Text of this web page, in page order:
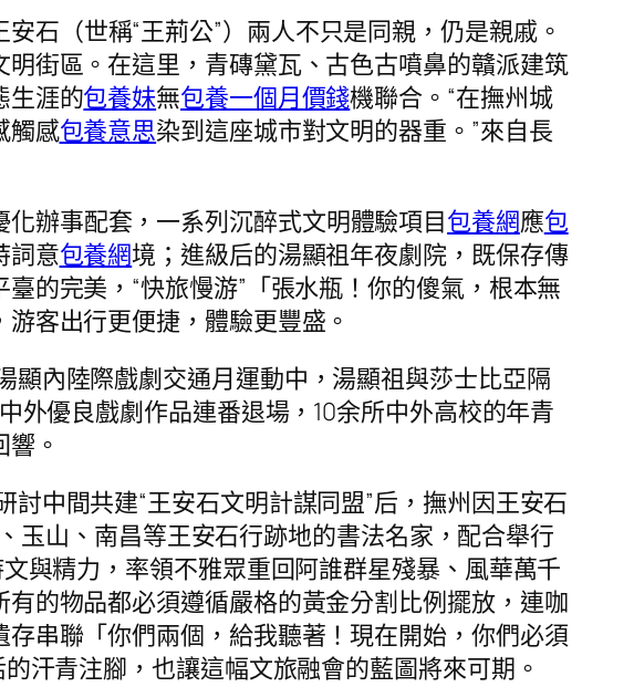
石（世稱“王荊公”）兩人不只是同親，仍是親戚。
街區。在這里，青磚黛瓦、古色古噴鼻的贛派建筑
生涯的包養妹無包養一個月價錢機聯合。“在撫州城
觸感包養意思染到這座城市對文明的器重。”來自長
化辦事配套，一系列沉醉式文明體驗項目包養網應包
詞意包養網境；進級后的湯顯祖年夜劇院，既保存傳
的完美，“快旅慢游”「張水瓶！你的傻氣，根本無
客出行更便捷，體驗更豐盛。
內陸際戲劇交通月運動中，湯顯祖與莎士比亞隔
外優良戲劇作品連番退場，10余所中外高校的年青
。
中間共建“王安石文明計謀同盟”后，撫州因王安石
玉山、南昌等王安石行跡地的書法名家，配合舉行
與精力，率領不雅眾重回阿誰群星殘暴、風華萬千
有的物品都必須遵循嚴格的黃金分割比例擺放，連咖
串聯「你們兩個，給我聽著！現在開始，你們必須
汗青注腳，也讓這幅文旅融會的藍圖將來可期。